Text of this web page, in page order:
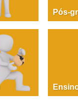
PAOLA
fare, partire!
Pós-